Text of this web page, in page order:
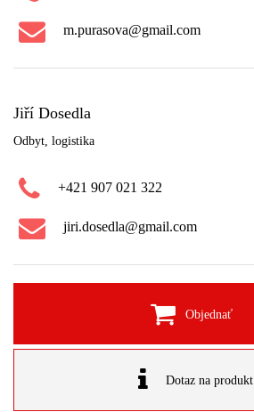
m.purasova@gmail.com
Jiří Dosedla
Odbyt, logistika
+421 907 021 322
jiri.dosedla@gmail.com
Objednať
Dotaz na produkt